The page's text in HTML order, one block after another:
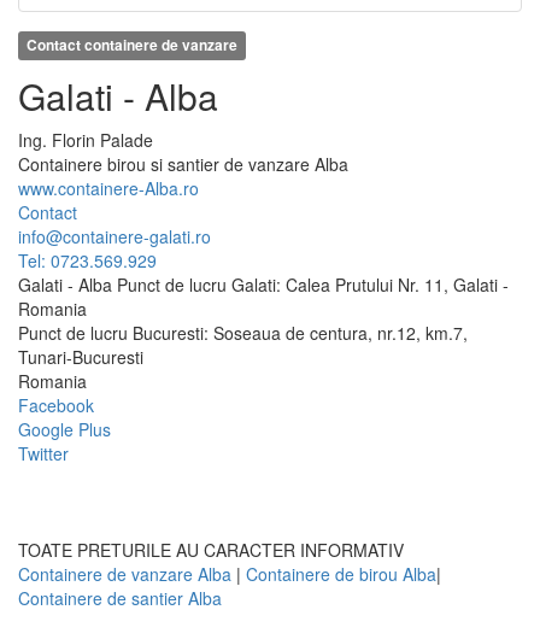
Contact containere de vanzare
Galati - Alba
Ing. Florin Palade
Containere birou si santier de vanzare Alba
www.containere-Alba.ro
Contact
info@containere-galati.ro
Tel: 0723.569.929
Galati - Alba Punct de lucru Galati: Calea Prutului Nr. 11, Galati -
Romania
Punct de lucru Bucuresti: Soseaua de centura, nr.12, km.7,
Tunari-Bucuresti
Romania
Facebook
Google Plus
Twitter
TOATE PRETURILE AU CARACTER INFORMATIV
Containere de vanzare Alba | Containere de birou Alba|
Containere de santier Alba